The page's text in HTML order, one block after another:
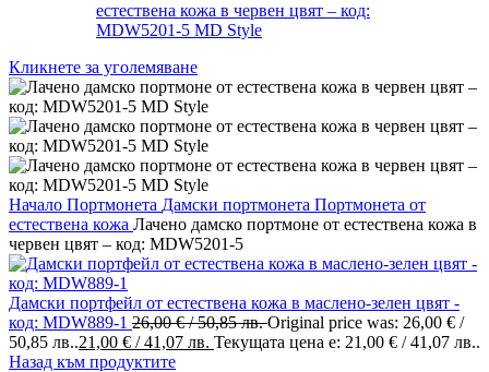
Кликнете за уголемяване
Начало Портмонета Дамски портмонета Портмонета от
естествена кожа Лачено дамско портмоне от естествена кожа в
червен цвят – код: MDW5201-5
Дамски портфейл от естествена кожа в маслено-зелен цвят -
код: MDW889-1 26,00€/ 50,85 лв.Original price was: 26,00 € /
50,85 лв..21,00 € / 41,07 лв. Текущата цена е: 21,00 € / 41,07 лв..
Назад към продуктите